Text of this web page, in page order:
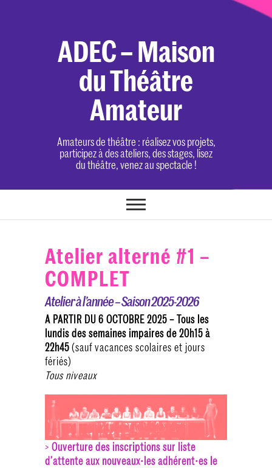
ADEC – Maison
du Théâtre
Amateur
Amateurs de théâtre : réalisez vos projets,
participez à des ateliers, des stages, lisez
du théâtre, venez au spectacle !
Atelier alterné #1 –
COMPLET
Atelier à l’année – Saison 2025-2026
A PARTIR DU 6 OCTOBRE 2025 – Tous les
lundis des semaines impaires de 20h15 à
22h45 (sauf vacances scolaires et jours
fériés)
Tous niveaux
> Ouverture des inscriptions sur liste
d’attente aux nouveaux⸱les adhérent⸱es le